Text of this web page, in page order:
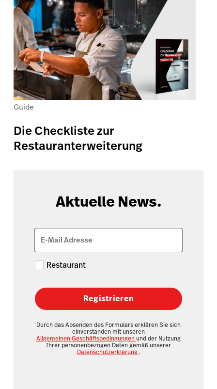
Guide
Die Checkliste zur
Restauranterweiterung
Aktuelle News.
E-Mail Adresse
Restaurant
Registrieren
Durch das Absenden des Formulars erklären Sie sich
einverstanden mit unseren
Allgemeinen Geschäftsbedingungen und der Nutzung
Ihrer personenbezogen Daten gemäß unserer
Datenschutzerklärung .